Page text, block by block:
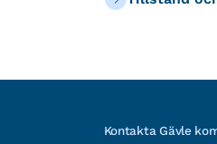
Kontakta Gävle